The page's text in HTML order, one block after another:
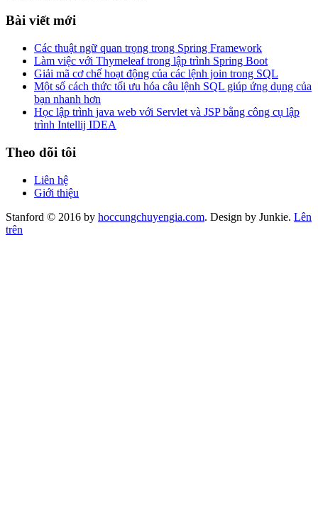
Bài viết mới
Các thuật ngữ quan trọng trong Spring Framework
Làm việc với Thymeleaf trong lập trình Spring Boot
Giải mã cơ chế hoạt động của các lệnh join trong SQL
Một số cách thức tối ưu hóa câu lệnh SQL giúp ứng dụng của
bạn nhanh hơn
Học lập trình java web với Servlet và JSP bằng công cụ lập
trình Intellij IDEA
Theo dõi tôi
Liên hệ
Giới thiệu
Stanford © 2016 by hoccungchuyengia.com. Design by Junkie. Lên
trên